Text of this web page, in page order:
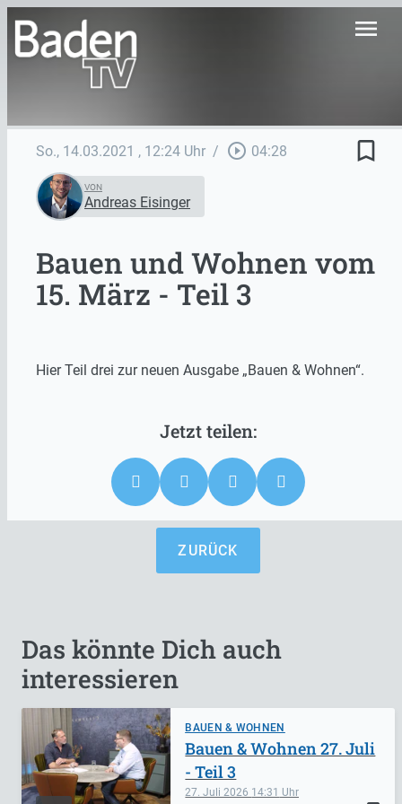
menu
So., 14.03.2021 , 12:24 Uhr / play_circle_outline 04:28 bookmark_border
VON
Andreas Eisinger
Bauen und Wohnen vom
15. März - Teil 3
Hier Teil drei zur neuen Ausgabe „Bauen & Wohnen“.
ZURÜCK
Das könnte Dich auch
interessieren
BAUEN & WOHNEN
27. Juli 2026 14:31
Bauen & Wohnen 27. Juli
- Teil 3